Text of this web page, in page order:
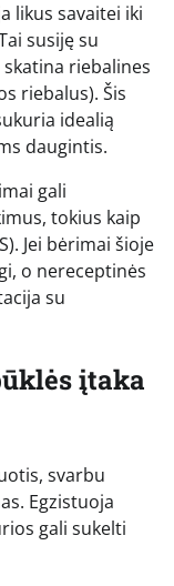
likus savaitei iki
susiję su
riebalines
riebalus). Šis
idealią
daugintis.
gali
tokius kaip
Jei bėrimai šioje
o nereceptinės
su
įtaka
svarbu
Egzistuoja
gali sukelti